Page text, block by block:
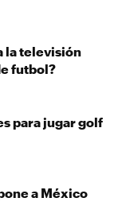
la televisión
futbol?
para jugar golf
a México